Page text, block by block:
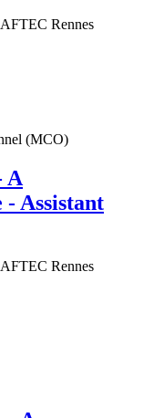
AFTEC Rennes
(MCO)
A
Assistant
AFTEC Rennes